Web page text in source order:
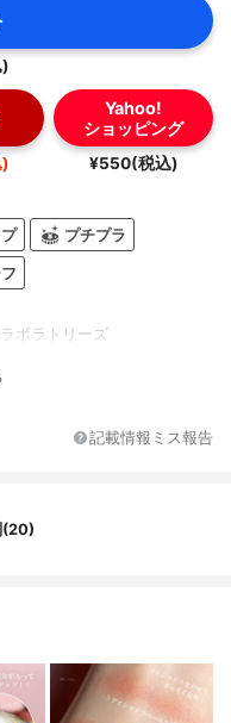
Yahoo!
ショッピング
¥550(税込)
プチプラ
ボラトリーズ
記載情報ミス報告
(20)